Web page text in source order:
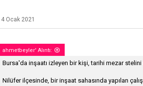
Ocak 2021
ahmetbeyler' Alıntı:
Bursa'da inşaatı izleyen bir kişi, tarihi mezar stelini
Nilüfer ilçesinde, bir inşaat sahasında yapılan